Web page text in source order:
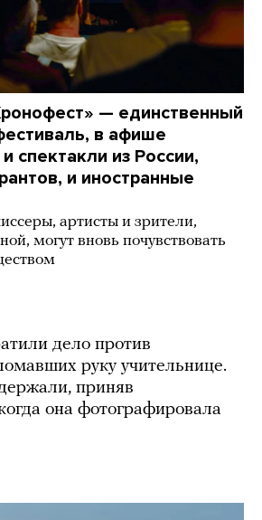
— единственный
в афише
спектакли из России,
и иностранные
артисты и зрители,
могут вновь почувствовать
дело против
руку учительнице.
приняв
она фотографировала